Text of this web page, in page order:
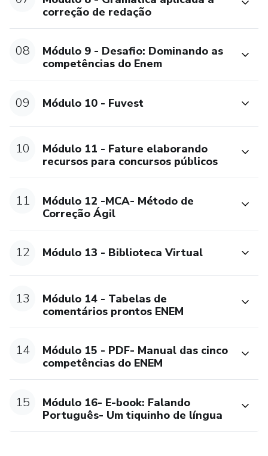
correção de redação
08
Módulo 9 - Desafio: Dominando as
competências do Enem
09 Módulo 10 - Fuvest
10
Módulo 11 - Fature elaborando
recursos para concursos públicos
11
Módulo 12 -MCA- Método de
Correção Ágil
12 Módulo 13 - Biblioteca Virtual
13
Módulo 14 - Tabelas de
comentários prontos ENEM
14
Módulo 15 - PDF- Manual das cinco
competências do ENEM
15
Módulo 16- E-book: Falando
Português- Um tiquinho de língua